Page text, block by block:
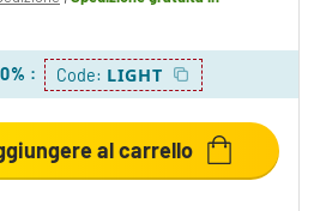
: Code: LIGHT
al carrello